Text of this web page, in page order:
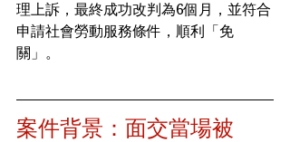
理上訴，最終成功改判為6個月，並符合
申請社會勞動服務條件，順利「免
關」。
案件背景：面交當場被